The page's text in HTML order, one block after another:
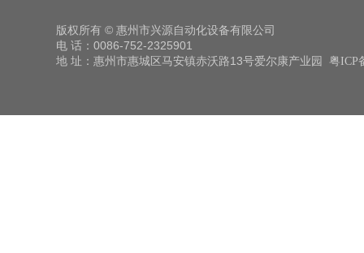
版权所有 © 惠州市兴源自动化设备有限公司
电 话：0086-752-2325901
地 址：惠州市惠城区马安镇赤沃路13号爱尔康产业园 粤ICP